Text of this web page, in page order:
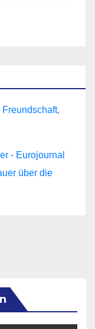
- Eurojournal
über die